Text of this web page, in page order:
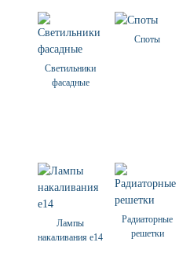
Светильники
фасадные
Споты
Лампы
накаливания е14
Радиаторные
решетки